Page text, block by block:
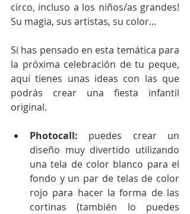
circo, incluso a los niños/as grandes!
Su magia, sus artistas, su color…
Si has pensado en esta temática para
la próxima celebración de tu peque,
aquí tienes unas ideas con las que
podrás crear una fiesta infantil
original.
Photocall: puedes crear un
diseño muy divertido utilizando
una tela de color blanco para el
fondo y un par de telas de color
rojo para hacer la forma de las
cortinas (también lo puedes